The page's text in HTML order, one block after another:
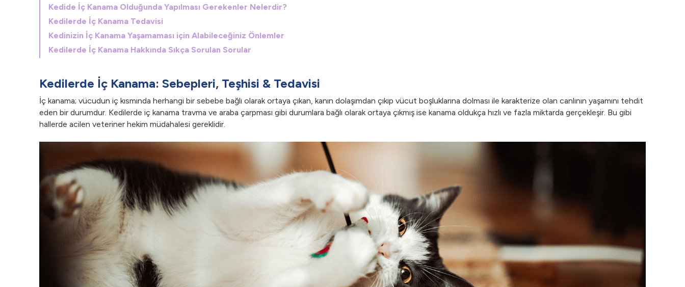
Kedide İç Kanama Olduğunda Yapılması Gerekenler Nelerdir?
Kedilerde İç Kanama Tedavisi
Kedinizin İç Kanama Yaşamaması için Alabileceğiniz Önlemler
Kedilerde İç Kanama Hakkında Sıkça Sorulan Sorular
Kedilerde İç Kanama: Sebepleri, Teşhisi & Tedavisi
İç kanama; vücudun iç kısmında herhangi bir sebebe bağlı olarak ortaya çıkan, kanın dolaşımdan çıkıp vücut boşluklarına dolması ile karakterize olan canlının yaşamını tehdit
eden bir durumdur. Kedilerde iç kanama travma ve araba çarpması gibi durumlara bağlı olarak ortaya çıkmış ise kanama oldukça hızlı ve fazla miktarda gerçekleşir. Bu gibi
hallerde acilen veteriner hekim müdahalesi gereklidir.